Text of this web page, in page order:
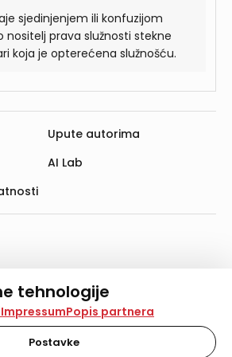
tehnologije
koristimo kolačiće i slične
čitanje i obradu informacija na
poboljšavamo korisničko iskustvo,
stranici te prikazujemo sadržaje i
ImpressumPopis partnera
Postavke
sjedinjenjem ili konfuzijom
prava služnosti stekne
koja je opterećena služnošću.
Upute autorima
AI Lab